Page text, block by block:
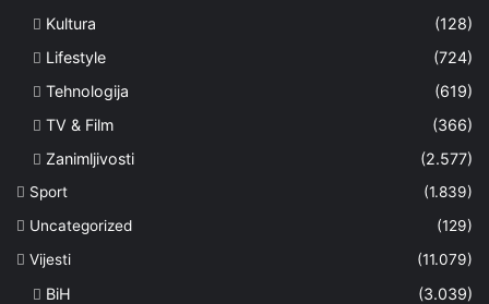
Kultura
(128)
Lifestyle
(724)
Tehnologija
(619)
TV & Film
(366)
Zanimljivosti
(2.577)
Sport
(1.839)
Uncategorized
(129)
Vijesti
(11.079)
BiH
(3.039)